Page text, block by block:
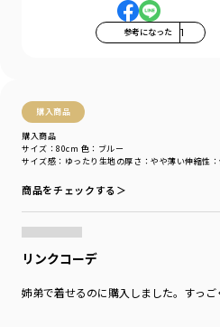
参考になった 1
購入商品
購入商品
サイズ感 ：ゆったり 生地の厚さ ：やや薄い伸縮性
サイズ：80cm 色：ブルー
商品をチェックする＞
リンクコーデ
姉弟で着せるのに購入しました。すっご
branshes
／アウトレット
ベビーウェア>その他ベビ